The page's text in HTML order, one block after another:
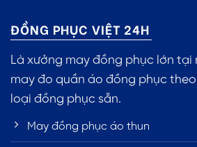
ĐỒNG PHỤC VIỆT 24H
Là xưởng may đồng phục lớn tại
may đo quần áo đồng phục
loại đồng phục sẵn.
May đồng phục áo thun